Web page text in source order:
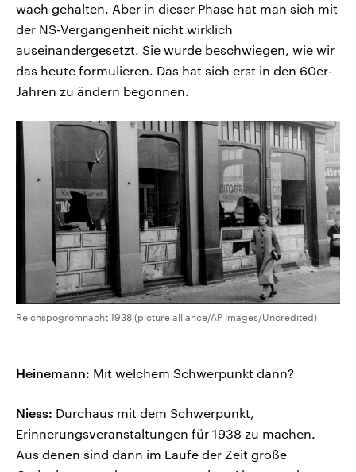
wach gehalten. Aber in dieser Phase hat man sich mit
der NS-Vergangenheit nicht wirklich
auseinandergesetzt. Sie wurde beschwiegen, wie wir
das heute formulieren. Das hat sich erst in den 60er-
Jahren zu ändern begonnen.
Reichspogromnacht 1938 (picture alliance/AP Images/Uncredited)
Heinemann: Mit welchem Schwerpunkt dann?
Niess: Durchaus mit dem Schwerpunkt,
Erinnerungsveranstaltungen für 1938 zu machen.
Aus denen sind dann im Laufe der Zeit große